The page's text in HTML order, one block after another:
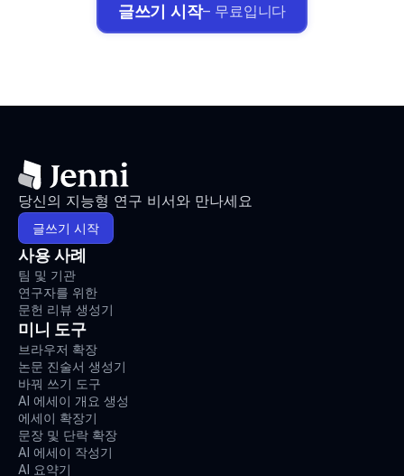
글쓰기 시작– 무료입니다
당신의 지능형 연구 비서와 만나세요
글쓰기 시작
사용 사례
팀 및 기관
연구자를 위한
문헌 리뷰 생성기
미니 도구
브라우저 확장
논문 진술서 생성기
바꿔 쓰기 도구
AI 에세이 개요 생성
에세이 확장기
문장 및 단락 확장
AI 에세이 작성기
AI 요약기